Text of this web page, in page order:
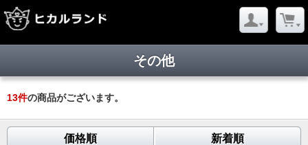
その他
13件の商品がございます。
価格順 新着順